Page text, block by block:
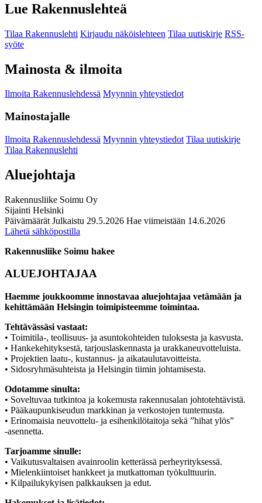
Lue Rakennuslehteä
Tilaa Rakennuslehti Kirjaudu näköislehteen Tilaa uutiskirje RSS-
syöte
Mainosta & ilmoita
Ilmoita Rakennuslehdessä Myynnin yhteystiedot
Mainostajalle
Ilmoita Rakennuslehdessä Myynnin yhteystiedot Tilaa uutiskirje
Tilaa Rakennuslehti
Aluejohtaja
Rakennusliike Soimu Oy
Sijainti Helsinki
Päivämäärät Julkaistu 29.5.2026 Hae viimeistään 14.6.2026
Lähetä sähköpostilla
Rakennusliike Soimu hakee
ALUEJOHTAJAA
Haemme joukkoomme innostavaa aluejohtajaa vetämään ja
kehittämään Helsingin toimipisteemme toimintaa.
Tehtävässäsi vastaat:
• Toimitila-, teollisuus- ja asuntokohteiden tuloksesta ja kasvusta.
• Hankekehityksestä, tarjouslaskennasta ja urakkaneuvotteluista.
• Projektien laatu-, kustannus- ja aikataulutavoitteista.
• Sidosryhmäsuhteista ja Helsingin tiimin johtamisesta.
Odotamme sinulta:
• Soveltuvaa tutkintoa ja kokemusta rakennusalan johtotehtävistä.
• Pääkaupunkiseudun markkinan ja verkostojen tuntemusta.
• Erinomaisia neuvottelu- ja esihenkilötaitoja sekä ”hihat ylös”
-asennetta.
Tarjoamme sinulle:
• Vaikutusvaltaisen avainroolin ketterässä perheyrityksessä.
• Mielenkiintoiset hankkeet ja mutkattoman työkulttuurin.
• Kilpailukykyisen palkkauksen ja edut.